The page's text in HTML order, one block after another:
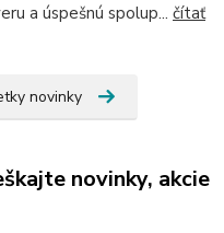
a úspešnú spolup... čítať
novinky
novinky, akcie